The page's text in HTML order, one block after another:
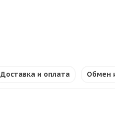
Доставка и оплата Обмен